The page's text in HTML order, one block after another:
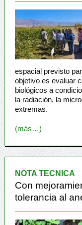
espacial previsto
objetivo es evaluar
biológicos a
la radiación, la
extremas.
(más…)
NOTA TECNICA
Con
tolerancia al